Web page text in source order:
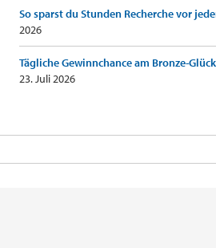
So sparst du Stunden Recherche vor
2026
Tägliche Gewinnchance am Bronze-
23. Juli 2026